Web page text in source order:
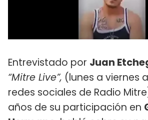
Entrevistado por Juan
“Mitre Live”, (lunes a viernes
redes sociales de Radio
años de su participación en